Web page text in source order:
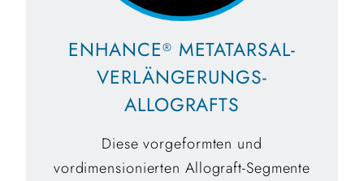
ENHANCE® METATARSAL-
VERLÄNGERUNGS-
ALLOGRAFTS
Diese vorgeformten und
vordimensionierten Allograft-Segmente